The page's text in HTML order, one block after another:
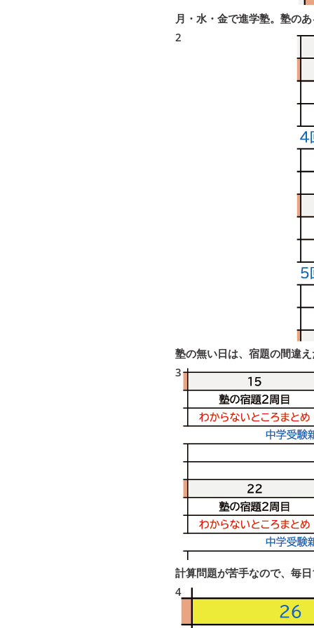
月・水・金で進学塾。塾の
2
2
塾の無い日は、宿題の間違
3
3
計算問題が苦手なので、毎
4
4